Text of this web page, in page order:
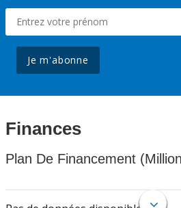
Je m'abonne
Finances
Plan De Financement